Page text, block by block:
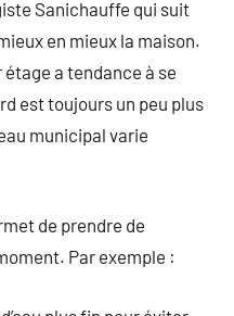
Sanichauffe qui suit
en mieux la maison.
a tendance à se
est toujours un peu plus
municipal varie
de prendre de
Par exemple :